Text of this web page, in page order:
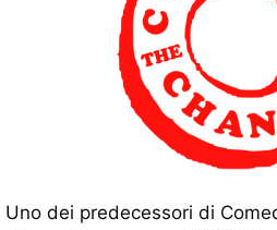
Uno dei predecessori di